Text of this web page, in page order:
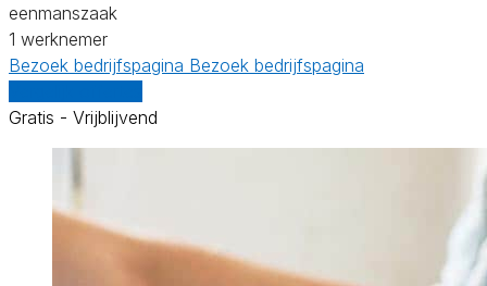
eenmanszaak
1 werknemer
Bezoek bedrijfspagina Bezoek bedrijfspagina
Gratis - Vrijblijvend